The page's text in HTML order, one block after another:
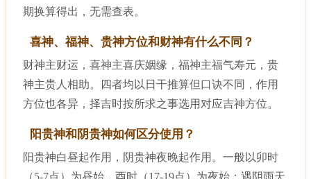
期换算得出，无需查表。
喜神、福神、贵神方位和财神有什么不同？
财神主财运，喜神主喜庆姻缘，福神主福气寿元，贵
神主贵人相助。四者均以日干推算但口诀不同，作用
方位也各异，择吉时按所求之事选用对应吉神方位。
阳贵神和阴贵神如何区分使用？
阳贵神白昼起作用，阴贵神夜晚起作用。一般以卯时